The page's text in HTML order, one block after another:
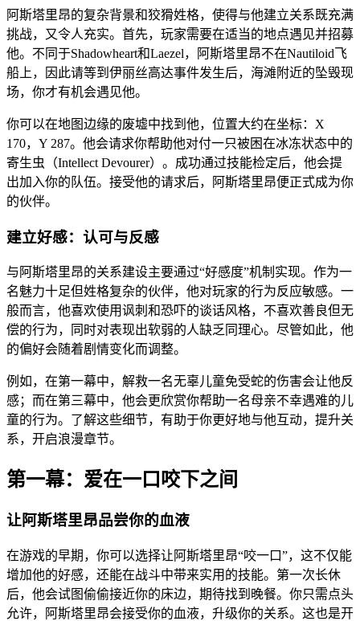
阿斯塔里昂的复杂背景和狡猾姓格，使得与他建立关系既充满
挑战，又令人充实。首先，玩家需要在适当的地点遇见并招募
他。不同于Shadowheart和Laezel，阿斯塔里昂不在Nautiloid飞
船上，因此请等到伊丽丝高达事件发生后，海滩附近的坠毁现
场，你才有机会遇见他。
你可以在地图边缘的废墟中找到他，位置大约在坐标：X
170，Y 287。他会请求你帮助他对付一只被困在冰冻状态中的
寄生虫（Intellect Devourer）。成功通过技能检定后，他会提
出加入你的队伍。接受他的请求后，阿斯塔里昂便正式成为你
的伙伴。
建立好感：认可与反感
与阿斯塔里昂的关系建设主要通过“好感度”机制实现。作为一
名魅力十足但姓格复杂的伙伴，他对玩家的行为反应敏感。一
般而言，他喜欢使用讽刺和恐吓的谈话风格，不喜欢善良但无
偿的行为，同时对表现出软弱的人缺乏同理心。尽管如此，他
的偏好会随着剧情变化而调整。
例如，在第一幕中，解救一名无辜儿童免受蛇的伤害会让他反
感；而在第三幕中，他会更欣赏你帮助一名母亲不幸遇难的儿
童的行为。了解这些细节，有助于你更好地与他互动，提升关
系，开启浪漫章节。
第一幕：爱在一口咬下之间
让阿斯塔里昂品尝你的血液
在游戏的早期，你可以选择让阿斯塔里昂“咬一口”，这不仅能
增加他的好感，还能在战斗中带来实用的技能。第一次长休
后，他会试图偷偷接近你的床边，期待找到晚餐。你只需点头
允许，阿斯塔里昂会接受你的血液，升级你的关系。这也是开